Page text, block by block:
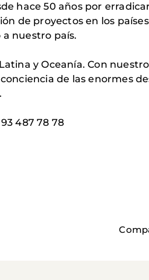
hace 50 años por
de proyectos en los
nuestro país.
y Oceanía. Con
de las enormes
487 78 78